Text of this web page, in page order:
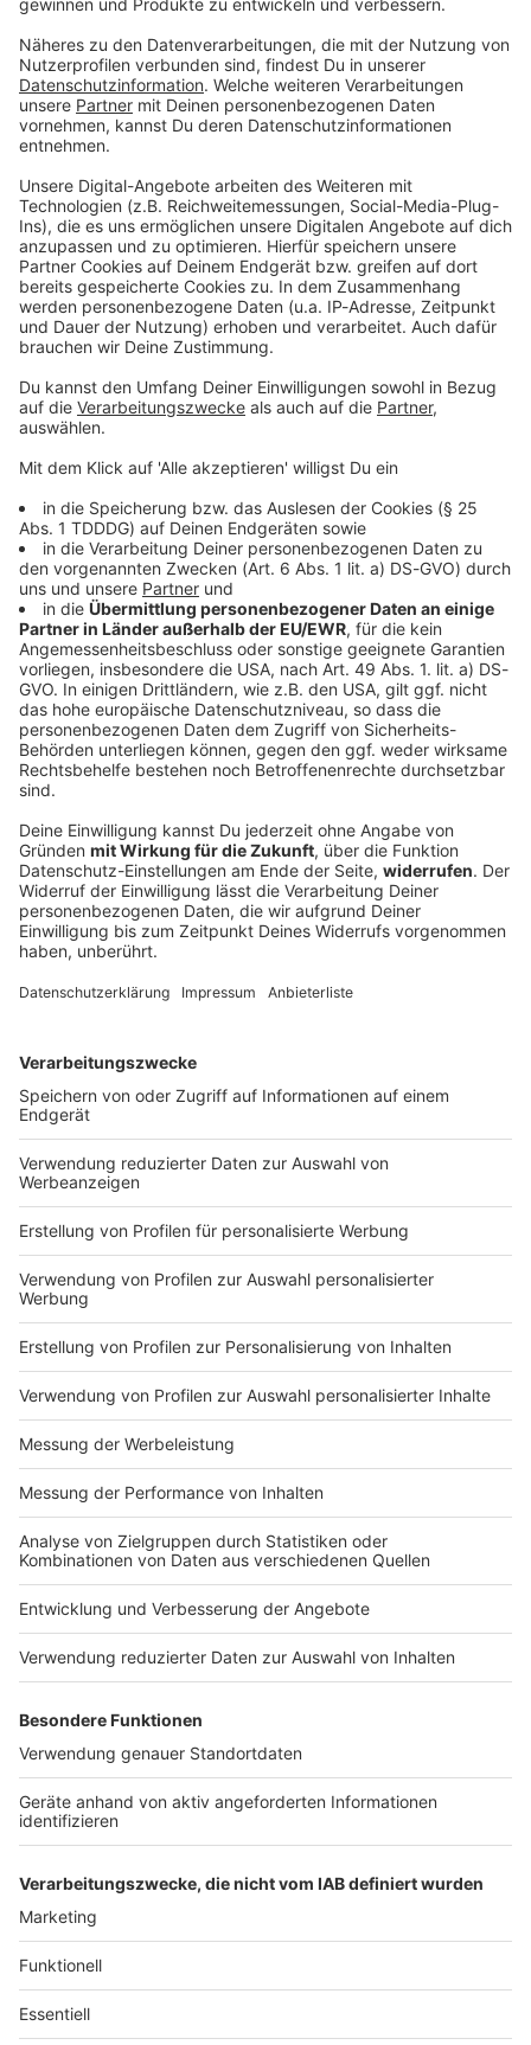
Du möchtest uns etwas sagen?
Studio Hotline
Kontaktformular
Sprachnachricht
© dpa-infocom, dpa:260519-930-97756/1
Bayern
Radfahrerin wird bei Sturz lebensgefährlich
verletzt
Während eines Radausfluges in Oberbayern stürzt
eine 68 Jahre alte Urlauberin aus Rheinland-Pfalz
DEINE GEMERKTEN ARTIKEL
Du hast dir noch keine Artikel gemerkt
Markiere sie hierfür mit einem
Impressum
Nutzungsbedingungen
Jobs
Presse
Werben
Archiv
ANTENNE BAYERN GROUP
Stiftung ANTENNE BAYERN
hilft
Teilnahmebedingungen
Grounding Page ANTENNE
BAYERN
Kontakt
Studio-Hotline
Verkehrs-Hotline
Datenschutz­erklärung
Newsletter